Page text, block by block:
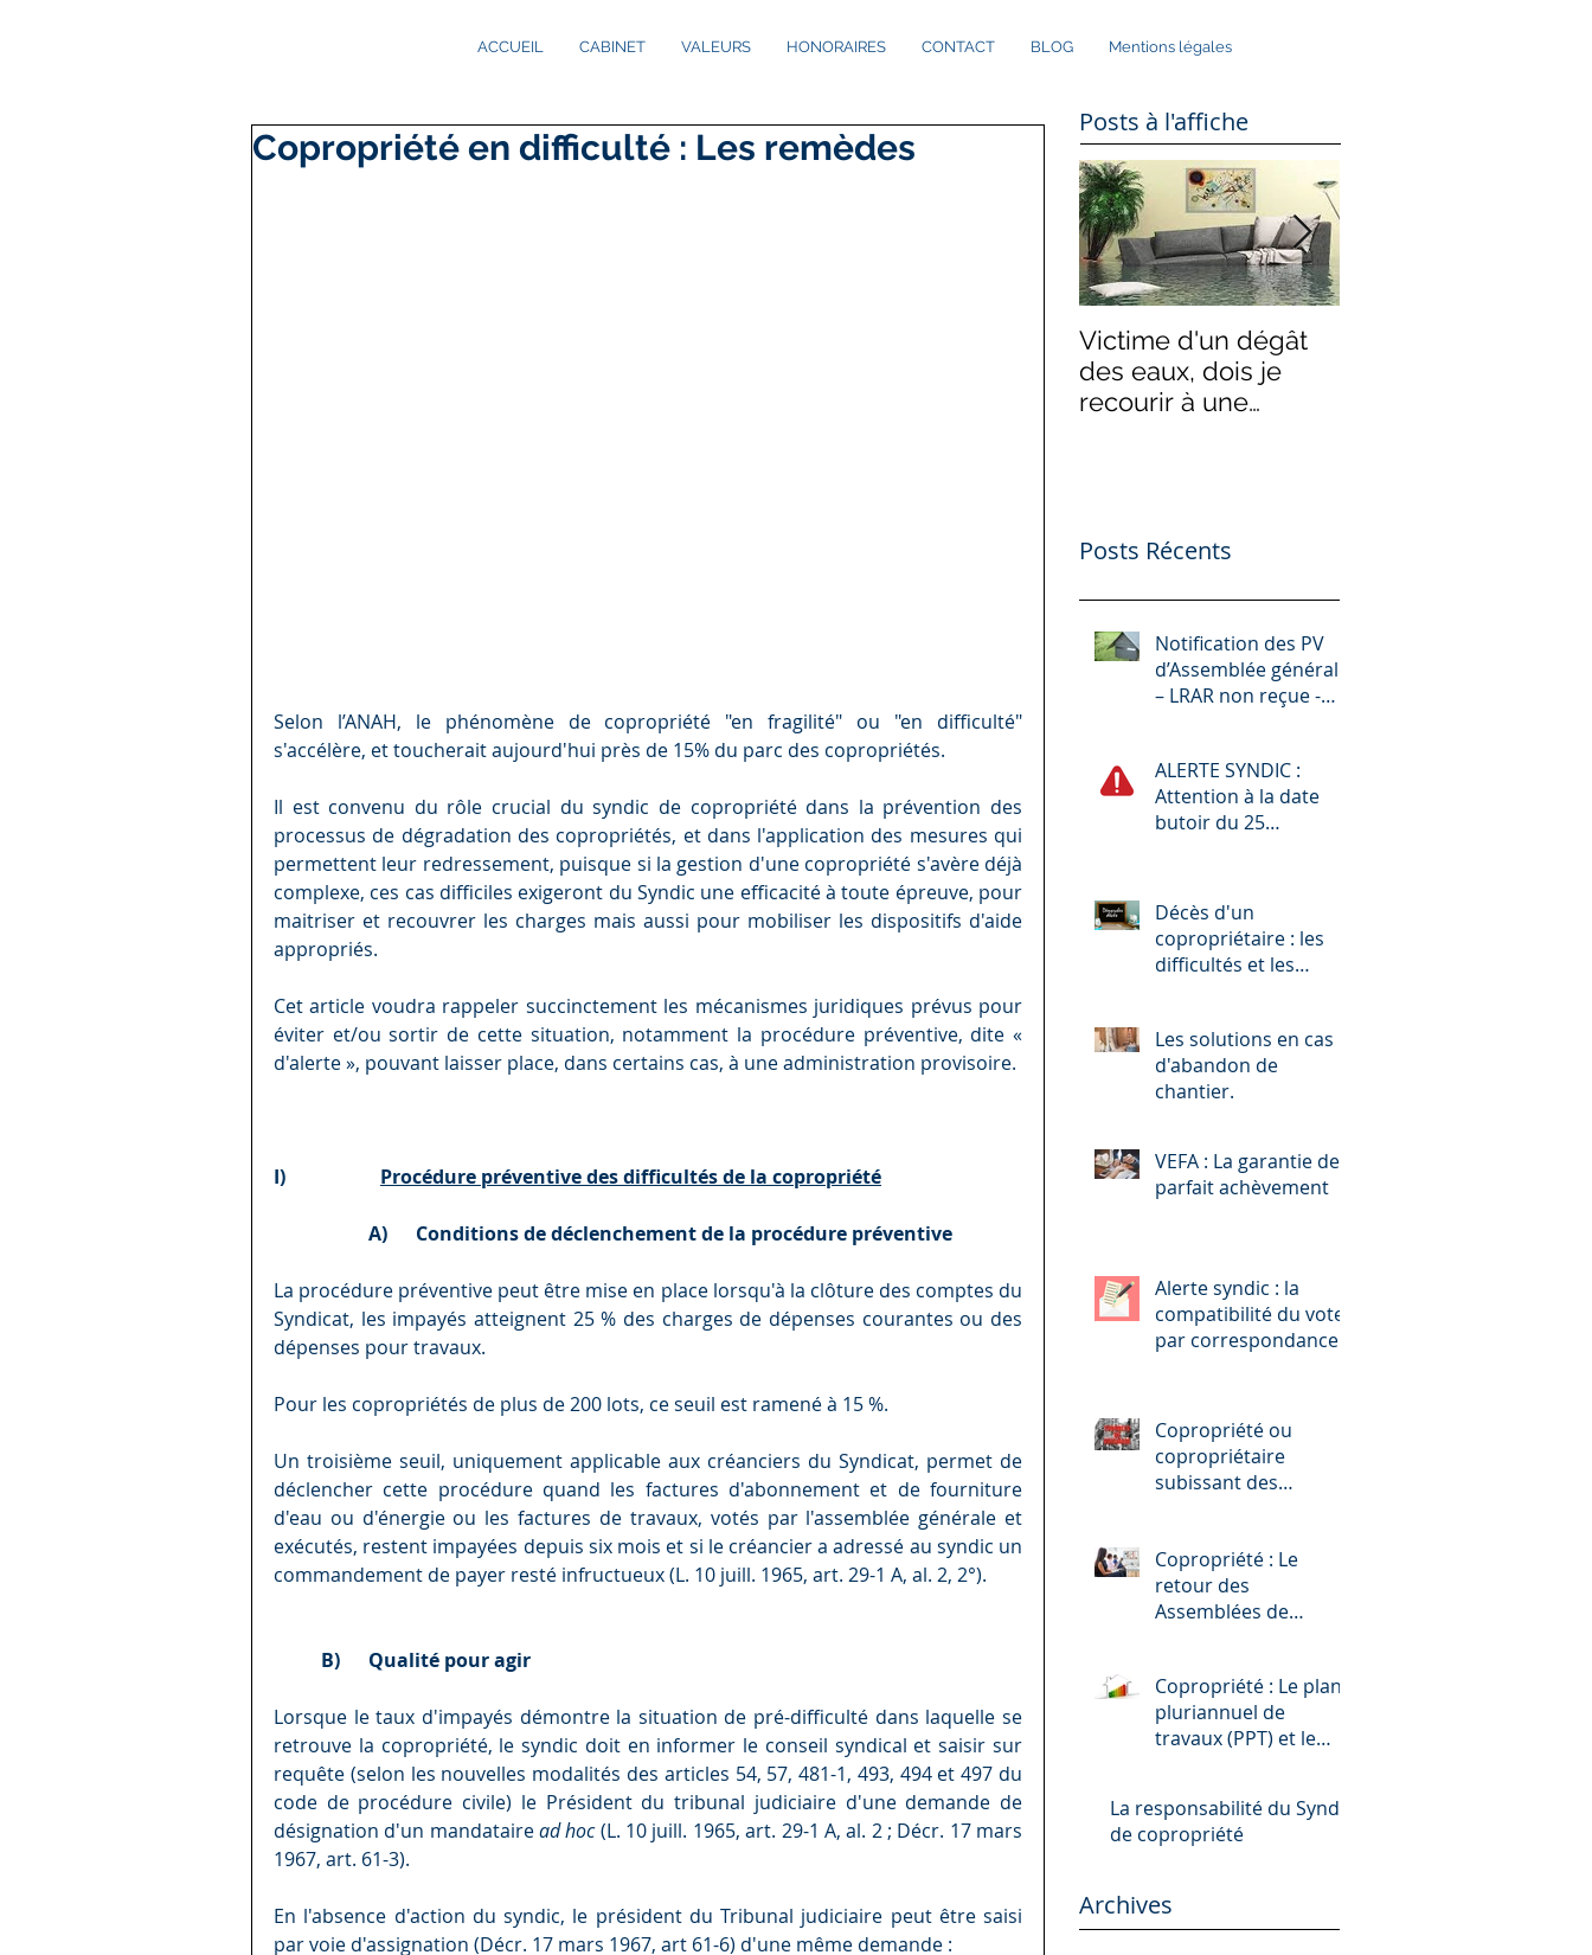
ACCUEIL CABINET VALEURS HONORAIRES CONTACT BLOG Mentions légales
Copropriété en difficulté : Les remèdes
Selon l’ANAH, le phénomène de copropriété "en fragilité" ou "en difficulté"
s'accélère, et toucherait aujourd'hui près de 15% du parc des copropriétés.
Il est convenu du rôle crucial du syndic de copropriété dans la prévention des
processus de dégradation des copropriétés, et dans l'application des mesures qui
permettent leur redressement, puisque si la gestion d'une copropriété s'avère déjà
complexe, ces cas difficiles exigeront du Syndic une efficacité à toute épreuve, pour
maitriser et recouvrer les charges mais aussi pour mobiliser les dispositifs d'aide
appropriés.
Cet article voudra rappeler succinctement les mécanismes juridiques prévus pour
éviter et/ou sortir de cette situation, notamment la procédure préventive, dite «
d'alerte », pouvant laisser place, dans certains cas, à une administration provisoire.
I) Procédure préventive des difficultés de la copropriété
A)      Conditions de déclenchement de la procédure préventive
La procédure préventive peut être mise en place lorsqu'à la clôture des comptes du
Syndicat, les impayés atteignent 25 % des charges de dépenses courantes ou des
dépenses pour travaux.
Pour les copropriétés de plus de 200 lots, ce seuil est ramené à 15 %.
Un troisième seuil, uniquement applicable aux créanciers du Syndicat, permet de
déclencher cette procédure quand les factures d'abonnement et de fourniture
d'eau ou d'énergie ou les factures de travaux, votés par l'assemblée générale et
exécutés, restent impayées depuis six mois et si le créancier a adressé au syndic un
commandement de payer resté infructueux (L. 10 juill. 1965, art. 29-1 A, al. 2, 2°).
B)      Qualité pour agir
Lorsque le taux d'impayés démontre la situation de pré-difficulté dans laquelle se
retrouve la copropriété, le syndic doit en informer le conseil syndical et saisir sur
requête (selon les nouvelles modalités des articles 54, 57, 481-1, 493, 494 et 497 du
code de procédure civile) le Président du tribunal judiciaire d'une demande de
désignation d'un mandataire ad hoc (L. 10 juill. 1965, art. 29-1 A, al. 2 ; Décr. 17 mars
1967, art. 61-3).
En l'absence d'action du syndic, le président du Tribunal judiciaire peut être saisi
par voie d'assignation (Décr. 17 mars 1967, art 61-6) d'une même demande :
Posts à l'affiche
Victime d'un dégât
des eaux, dois je
recourir à une
Posts Récents
Notification des PV
d’Assemblée générale
– LRAR non reçue -
ALERTE SYNDIC :
Attention à la date
butoir du 25
Décès d'un
copropriétaire : les
difficultés et les
syndic
Les solutions en cas
d'abandon de
chantier.
VEFA : La garantie de
parfait achèvement
Alerte syndic : la
compatibilité du vote
par correspondance
Copropriété ou
copropriétaire
subissant des
oblique !
Copropriété : Le
retour des
Assemblées de
correspondance.
Copropriété : Le plan
pluriannuel de
travaux (PPT) et le
énergétique (DPE)
La responsabilité du Syndic
de copropriété
Archives